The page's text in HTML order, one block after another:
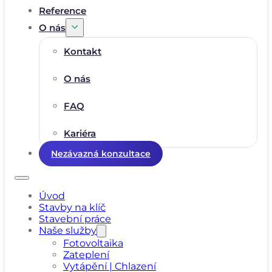
Reference
O nás
Kontakt
O nás
FAQ
Kariéra
Nezávazná konzultace
Úvod
Stavby na klíč
Stavební práce
Naše služby
Fotovoltaika
Zateplení
Vytápění | Chlazení